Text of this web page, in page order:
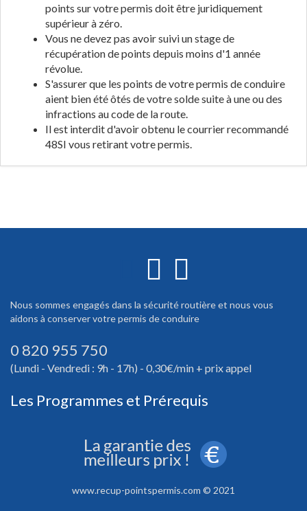
points sur votre permis doit être juridiquement
supérieur à zéro.
Vous ne devez pas avoir suivi un stage de
récupération de points depuis moins d'1 année
révolue.
S'assurer que les points de votre permis de conduire
aient bien été ôtés de votre solde suite à une ou des
infractions au code de la route.
Il est interdit d'avoir obtenu le courrier recommandé
48SI vous retirant votre permis.
Nous sommes engagés dans la sécurité routière et nous vous
aidons à conserver votre permis de conduire
0 820 955 750
(Lundi - Vendredi : 9h - 17h) - 0,30€/min + prix appel
Les Programmes et Prérequis
www.recup-pointspermis.com © 2021